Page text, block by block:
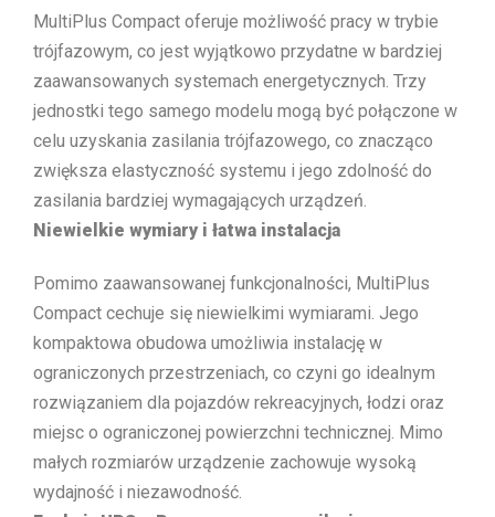
MultiPlus Compact oferuje możliwość pracy w trybie
trójfazowym, co jest wyjątkowo przydatne w bardziej
zaawansowanych systemach energetycznych. Trzy
jednostki tego samego modelu mogą być połączone w
celu uzyskania zasilania trójfazowego, co znacząco
zwiększa elastyczność systemu i jego zdolność do
zasilania bardziej wymagających urządzeń.
Niewielkie wymiary i łatwa instalacja
Pomimo zaawansowanej funkcjonalności, MultiPlus
Compact cechuje się niewielkimi wymiarami. Jego
kompaktowa obudowa umożliwia instalację w
ograniczonych przestrzeniach, co czyni go idealnym
rozwiązaniem dla pojazdów rekreacyjnych, łodzi oraz
miejsc o ograniczonej powierzchni technicznej. Mimo
małych rozmiarów urządzenie zachowuje wysoką
wydajność i niezawodność.